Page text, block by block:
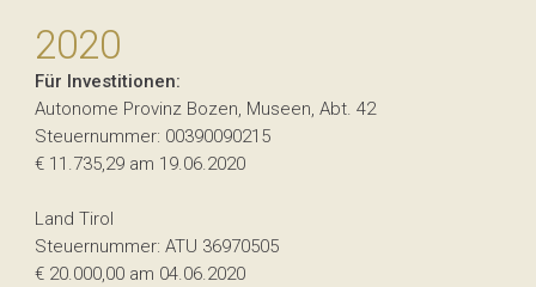
2020
Für Investitionen:
Autonome Provinz Bozen, Museen, Abt. 42
Steuernummer: 00390090215
€ 11.735,29 am 19.06.2020
Land Tirol
Steuernummer: ATU 36970505
€ 20.000,00 am 04.06.2020